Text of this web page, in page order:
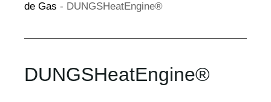
de Gas - DUNGSHeatEngine®
DUNGSHeatEngine®